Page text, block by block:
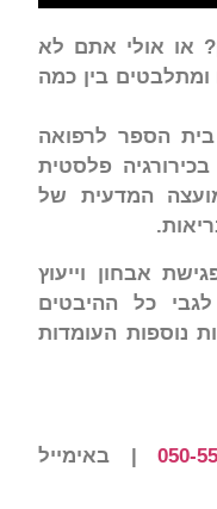
או אולי אתם לא
בין כמה
בית הספר לרפואה
פלסטית
המדעית של
אבחון וייעוץ
כל ההיבטים
נוספות העומדות
| באימייל